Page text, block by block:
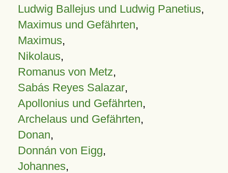
Ludwig Ballejus und Ludwig Panetius,
Maximus und Gefährten,
Maximus,
Nikolaus,
Romanus von Metz,
Sabás Reyes Salazar,
Apollonius und Gefährten,
Archelaus und Gefährten,
Donan,
Donnán von Eigg,
Johannes,